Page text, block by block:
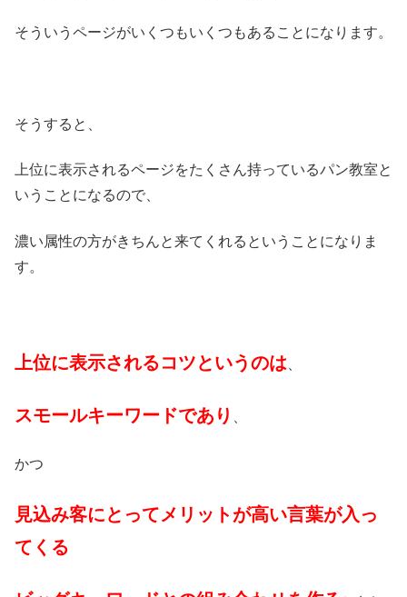
そういうページがいくつもいくつもあることになります。
そうすると、
上位に表示されるページをたくさん持っているパン教室と
いうことになるので、
濃い属性の方がきちんと来てくれるということになりま
す。
上位に表示されるコツというのは
スモールキーワードであり
かつ
見込み客にとってメリットが高い言葉が入っ
てくる